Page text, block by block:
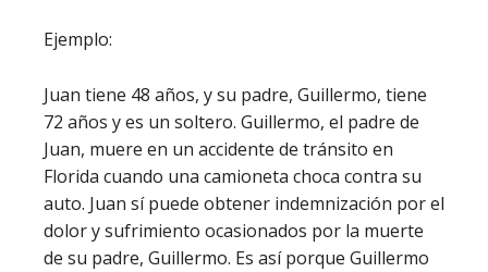
Ejemplo:
Juan tiene 48 años, y su padre, Guillermo, tiene
72 años y es un soltero. Guillermo, el padre de
Juan, muere en un accidente de tránsito en
Florida cuando una camioneta choca contra su
auto. Juan sí puede obtener indemnización por el
dolor y sufrimiento ocasionados por la muerte
de su padre, Guillermo. Es así porque Guillermo